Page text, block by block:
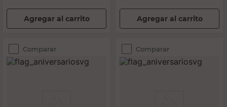
Agregar al carrito Agregar al carrito
Comparar Comparar